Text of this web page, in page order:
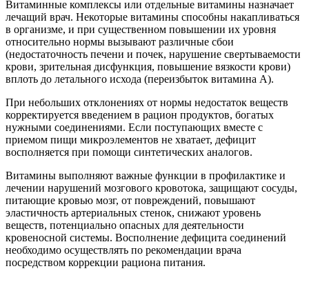
Витаминные комплексы или отдельные витамины назначает
лечащий врач. Некоторые витамины способны накапливаться
в организме, и при существенном повышении их уровня
относительно нормы вызывают различные сбои
(недостаточность печени и почек, нарушение свертываемости
крови, зрительная дисфункция, повышение вязкости крови)
вплоть до летального исхода (переизбыток витамина A).
При небольших отклонениях от нормы недостаток веществ
корректируется введением в рацион продуктов, богатых
нужными соединениями. Если поступающих вместе с
приемом пищи микроэлементов не хватает, дефицит
восполняется при помощи синтетических аналогов.
Витамины выполняют важные функции в профилактике и
лечении нарушений мозгового кровотока, защищают сосуды,
питающие кровью мозг, от повреждений, повышают
эластичность артериальных стенок, снижают уровень
веществ, потенциально опасных для деятельности
кровеносной системы. Восполнение дефицита соединений
необходимо осуществлять по рекомендации врача
посредством коррекции рациона питания.